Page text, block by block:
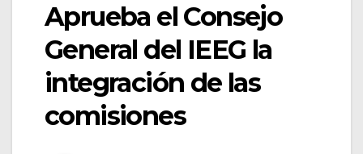
Aprueba el Consejo
General del IEEG la
integración de las
comisiones